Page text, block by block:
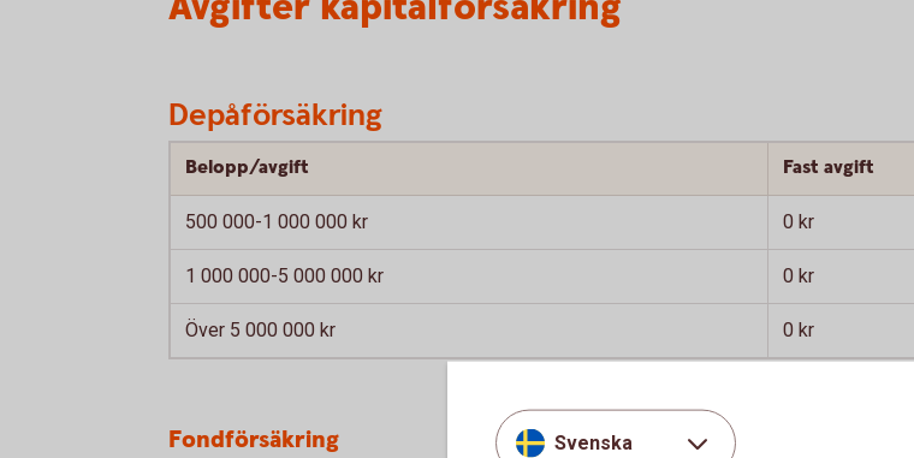
Depåförsäkring
Belopp/avgift Fast avgift
500 000-1 000 000 kr 0 kr
1 000 000-5 000 000 kr 0 kr
Över 5 000 000 kr 0 kr
Fondförsäkring Svenska